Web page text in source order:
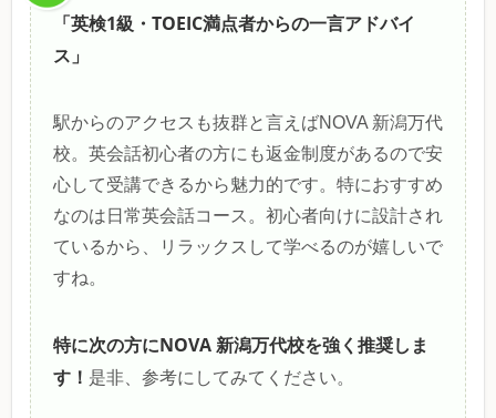
「英検1級・TOEIC満点者からの一言アドバイ
ス」
駅からのアクセスも抜群と言えばNOVA 新潟万代
校。英会話初心者の方にも返金制度があるので安
心して受講できるから魅力的です。特におすすめ
なのは日常英会話コース。初心者向けに設計され
ているから、リラックスして学べるのが嬉しいで
すね。
特に次の方にNOVA 新潟万代校を強く推奨しま
す！ 是非、参考にしてみてください。